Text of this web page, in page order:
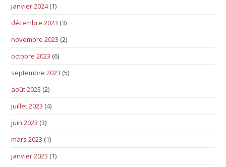
janvier 2024(1)
décembre 2023 (3)
novembre 2023 (2)
octobre 2023 (6)
septembre 2023 (5)
août 2023 (2)
juillet 2023 (4)
juin 2023 (3)
mars 2023 (1)
janvier 2023 (1)